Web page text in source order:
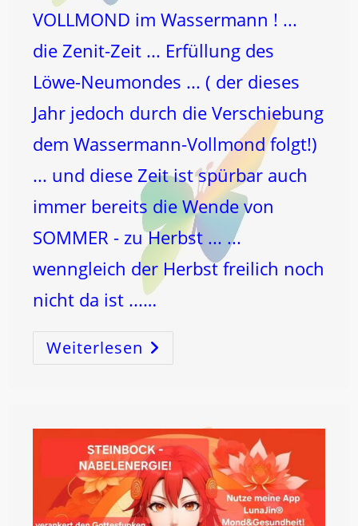
VOLLMOND im Wassermann ! ...
die Zenit-Zeit ... Erfüllung des
Löwe-Neumondes ... ( der dieses
Jahr jedoch durch die Verschiebung
dem Wassermann-Vollmond folgt!)
... und diese Zeit ist spürbar auch
immer bereits die Wende von
SOMMER - zu Herbst ... ...
wenngleich der Herbst freilich noch
nicht da ist ...…
Weiterlesen VOLLMOND
Im
Wassermann